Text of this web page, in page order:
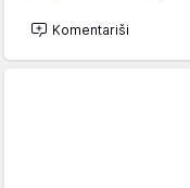
Komentariši